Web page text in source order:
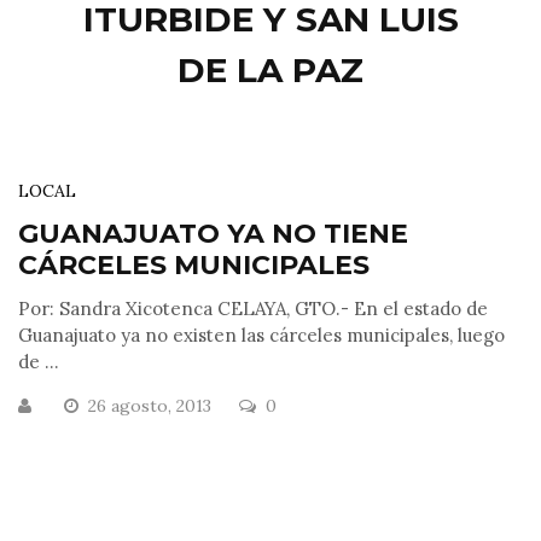
ITURBIDE Y SAN LUIS
DE LA PAZ
LOCAL
GUANAJUATO YA NO TIENE
CÁRCELES MUNICIPALES
Por: Sandra Xicotenca CELAYA, GTO.- En el estado de
Guanajuato ya no existen las cárceles municipales, luego
de ...
26 agosto, 2013 0